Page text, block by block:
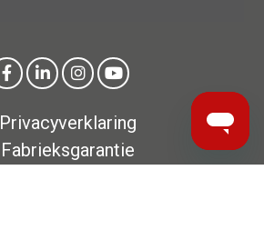
Privacyverklaring
Fabrieksgarantie